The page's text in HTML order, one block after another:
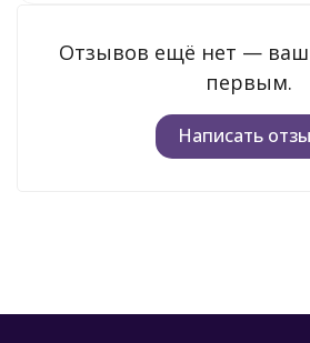
Отзывов ещё нет — ваш
первым.
Написать